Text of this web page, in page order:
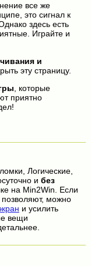
все же
это сигнал к
здесь есть
Играйте и
и
эту страницу.
, которые
приятно
Логические,
и без
на Min2Win. Если
позволяют, можно
и усилить
вещи